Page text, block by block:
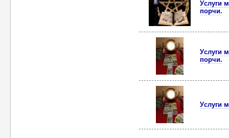
Уcлуги
порчи.
Уcлуги
порчи.
Уcлуги